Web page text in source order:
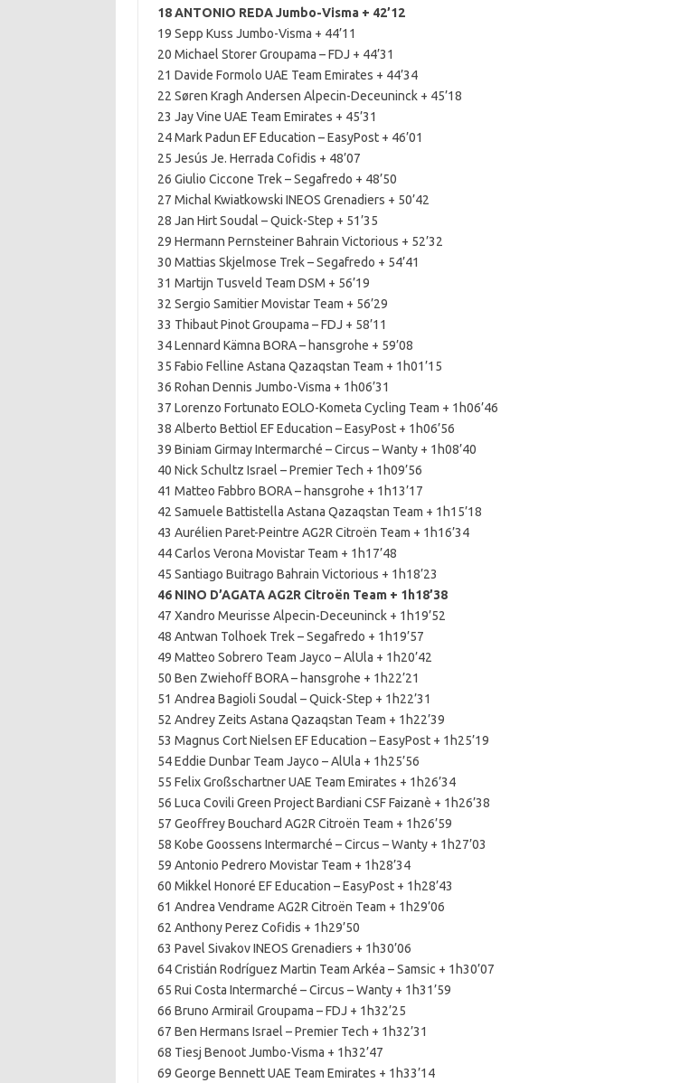
18 ANTONIO REDA Jumbo-Visma + 42’12
19 Sepp Kuss Jumbo-Visma + 44’11
20 Michael Storer Groupama – FDJ + 44’31
21 Davide Formolo UAE Team Emirates + 44’34
22 Søren Kragh Andersen Alpecin-Deceuninck + 45’18
23 Jay Vine UAE Team Emirates + 45’31
24 Mark Padun EF Education – EasyPost + 46’01
25 Jesús Je. Herrada Cofidis + 48’07
26 Giulio Ciccone Trek – Segafredo + 48’50
27 Michal Kwiatkowski INEOS Grenadiers + 50’42
28 Jan Hirt Soudal – Quick-Step + 51’35
29 Hermann Pernsteiner Bahrain Victorious + 52’32
30 Mattias Skjelmose Trek – Segafredo + 54’41
31 Martijn Tusveld Team DSM + 56’19
32 Sergio Samitier Movistar Team + 56’29
33 Thibaut Pinot Groupama – FDJ + 58’11
34 Lennard Kämna BORA – hansgrohe + 59’08
35 Fabio Felline Astana Qazaqstan Team + 1h01’15
36 Rohan Dennis Jumbo-Visma + 1h06’31
37 Lorenzo Fortunato EOLO-Kometa Cycling Team + 1h06’46
38 Alberto Bettiol EF Education – EasyPost + 1h06’56
39 Biniam Girmay Intermarché – Circus – Wanty + 1h08’40
40 Nick Schultz Israel – Premier Tech + 1h09’56
41 Matteo Fabbro BORA – hansgrohe + 1h13’17
42 Samuele Battistella Astana Qazaqstan Team + 1h15’18
43 Aurélien Paret-Peintre AG2R Citroën Team + 1h16’34
44 Carlos Verona Movistar Team + 1h17’48
45 Santiago Buitrago Bahrain Victorious + 1h18’23
46 NINO D’AGATA AG2R Citroën Team + 1h18’38
47 Xandro Meurisse Alpecin-Deceuninck + 1h19’52
48 Antwan Tolhoek Trek – Segafredo + 1h19’57
49 Matteo Sobrero Team Jayco – AlUla + 1h20’42
50 Ben Zwiehoff BORA – hansgrohe + 1h22’21
51 Andrea Bagioli Soudal – Quick-Step + 1h22’31
52 Andrey Zeits Astana Qazaqstan Team + 1h22’39
53 Magnus Cort Nielsen EF Education – EasyPost + 1h25’19
54 Eddie Dunbar Team Jayco – AlUla + 1h25’56
55 Felix Großschartner UAE Team Emirates + 1h26’34
56 Luca Covili Green Project Bardiani CSF Faizanè + 1h26’38
57 Geoffrey Bouchard AG2R Citroën Team + 1h26’59
58 Kobe Goossens Intermarché – Circus – Wanty + 1h27’03
59 Antonio Pedrero Movistar Team + 1h28’34
60 Mikkel Honoré EF Education – EasyPost + 1h28’43
61 Andrea Vendrame AG2R Citroën Team + 1h29’06
62 Anthony Perez Cofidis + 1h29’50
63 Pavel Sivakov INEOS Grenadiers + 1h30’06
64 Cristián Rodríguez Martin Team Arkéa – Samsic + 1h30’07
65 Rui Costa Intermarché – Circus – Wanty + 1h31’59
66 Bruno Armirail Groupama – FDJ + 1h32’25
67 Ben Hermans Israel – Premier Tech + 1h32’31
68 Tiesj Benoot Jumbo-Visma + 1h32’47
69 George Bennett UAE Team Emirates + 1h33’14